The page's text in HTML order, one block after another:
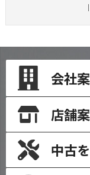
｜
会社
店舗
中古